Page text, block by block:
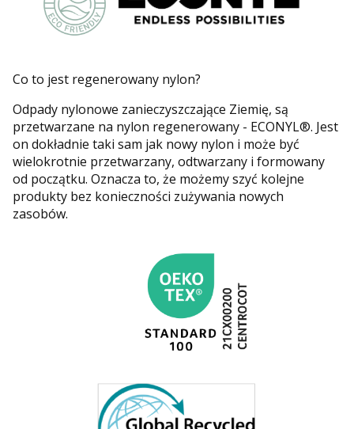
Co to jest regenerowany nylon?
Odpady nylonowe zanieczyszczające Ziemię, są
przetwarzane na nylon regenerowany - ECONYL®. Jest
on dokładnie taki sam jak nowy nylon i może być
wielokrotnie przetwarzany, odtwarzany i formowany
od początku. Oznacza to, że możemy szyć kolejne
produkty bez konieczności zużywania nowych
zasobów.